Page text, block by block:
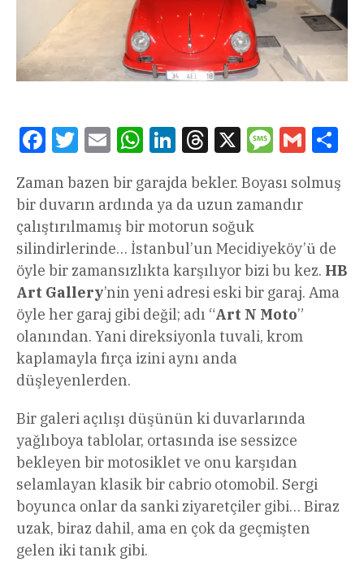
FacebookTwitterEmail WhatsAppLinkedInThreads
X Message
Gmail
Zaman bazen bir garajda bekler. Boyası solmuş
bir duvarın ardında ya da uzun zamandır
çalıştırılmamış bir motorun soğuk
silindirlerinde… İstanbul’un Mecidiyeköy’ü de
öyle bir zamansızlıkta karşılıyor bizi bu kez. HB
Art Gallery’nin yeni adresi eski bir garaj. Ama
öyle her garaj gibi değil; adı “Art N Moto”
olanından. Yani direksiyonla tuvali, krom
kaplamayla fırça izini aynı anda
düşleyenlerden.
Bir galeri açılışı düşünün ki duvarlarında
yağlıboya tablolar, ortasında ise sessizce
bekleyen bir motosiklet ve onu karşıdan
selamlayan klasik bir cabrio otomobil. Sergi
boyunca onlar da sanki ziyaretçiler gibi… Biraz
uzak, biraz dahil, ama en çok da geçmişten
gelen iki tanık gibi.